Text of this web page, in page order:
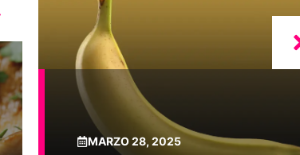
MARZO 28, 2025